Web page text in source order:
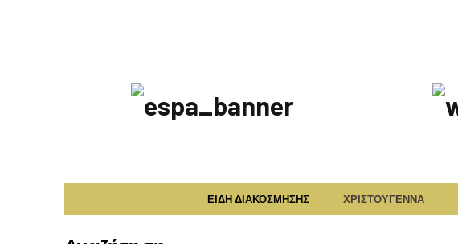
ΕΣΠΑ
2020
ΕΙΔΗ ΔΙΑΚΟΣΜΗΣΗΣ ΧΡΙΣΤΟΥΓΕΝΝΑ